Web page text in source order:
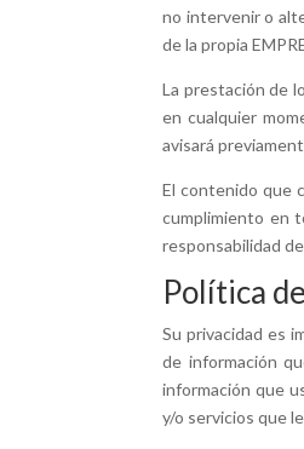
no intervenir o
de la propia
La prestación de
en cualquier
avisará
El contenido que
cumplimiento en
responsabilidad
Política
Su privacidad es
de información
información que
y/o servicios que